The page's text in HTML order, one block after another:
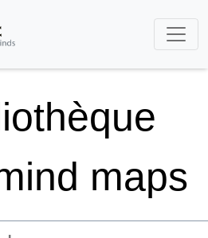
maps